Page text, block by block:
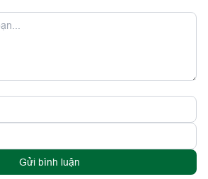
Gửi bình luận